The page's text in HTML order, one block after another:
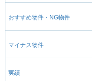
おすすめ物件・NG物件
マイナス物件
実績